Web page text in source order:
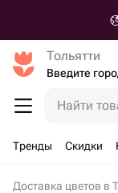
Тольятти
Найти
Тренды Скидки
Доставка цветов в